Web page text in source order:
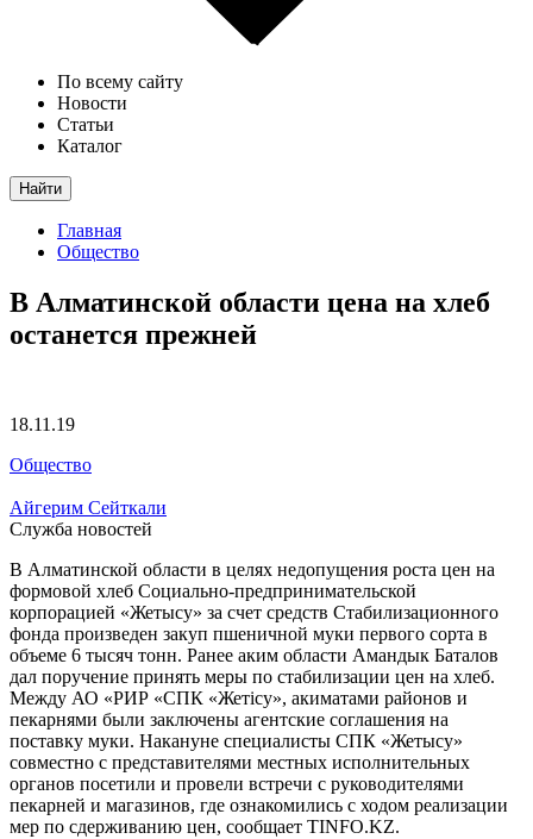
По всему сайту
Новости
Статьи
Каталог
Найти
Главная
Общество
В Алматинской области цена на хлеб
останется прежней
18.11.19
Общество
Айгерим Сейткали
Служба новостей
В Алматинской области в целях недопущения роста цен на
формовой хлеб Социально-предпринимательской
корпорацией «Жетысу» за счет средств Стабилизационного
фонда произведен закуп пшеничной муки первого сорта в
объеме 6 тысяч тонн. Ранее аким области Амандык Баталов
дал поручение принять меры по стабилизации цен на хлеб.
Между АО «РИР «СПК «Жетісу», акиматами районов и
пекарнями были заключены агентские соглашения на
поставку муки. Накануне специалисты СПК «Жетысу»
совместно с представителями местных исполнительных
органов посетили и провели встречи с руководителями
пекарней и магазинов, где ознакомились с ходом реализации
мер по сдерживанию цен, сообщает TINFO.KZ.